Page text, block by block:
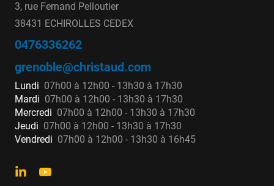
3, rue Fernand Pelloutier
38431 ECHIROLLES CEDEX
0476336262
grenoble@christaud.com
Lundi 07h00 à 12h00 - 13h30 à 17h30
Mardi 07h00 à 12h00 - 13h30 à 17h30
Mercredi 07h00 à 12h00 - 13h30 à 17h30
Jeudi 07h00 à 12h00 - 13h30 à 17h30
Vendredi 07h00 à 12h00 - 13h30 à 16h45